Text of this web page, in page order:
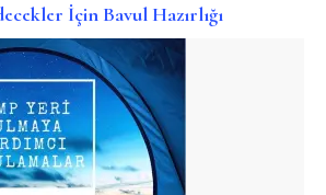
İçin Bavul Hazırlığı